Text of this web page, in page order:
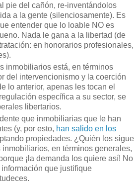
pie del cañón, re-inventándolos
a la gente (silenciosamente). Es
entender que lo loable NO es
Nada le gana a la libertad (de
en honorarios profesionales,
inmobiliarios está, en términos
del intervencionismo y la coerción
lo anterior, apenas les tocan el
específica a su sector, se
libertarios.
que inmobiliarias que le han
(y, por esto, han salido en los
propiedades. ¿Quién los sigue
en términos generales,
¡la demanda los quiere así! No
que justifique